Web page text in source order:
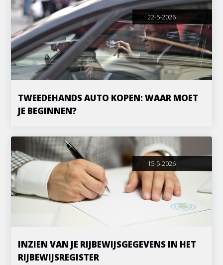
22-5-2026
TWEEDEHANDS AUTO KOPEN: WAAR MOET
JE BEGINNEN?
15-5-2026
INZIEN VAN JE RIJBEWIJSGEGEVENS IN HET
RIJBEWIJSREGISTER